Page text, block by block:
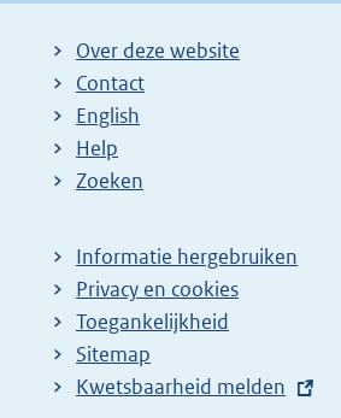
Over deze website
Contact
English
Help
Zoeken
Informatie hergebruiken
Privacy en cookies
Toegankelijkheid
Sitemap
E
Kwetsbaarheid melden